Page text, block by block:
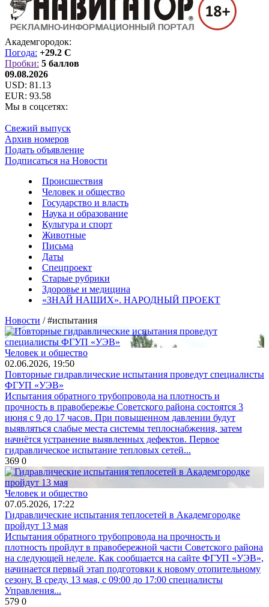
Академгородок:
Погода: +29.2 C
Пробки: 5 баллов
09.08.2026
USD: 81.13
EUR: 93.58
Мы в соцсетях:
Свежий выпуск
Архив номеров
Подать объявление
Подписаться на Новости
Происшествия
Человек и общество
Государство и власть
Наука и образование
Культура и спорт
Животные
Письма
Даты
Спецпроект
Старые рубрики
Здоровье и медицина
«ЗНАЙ НАШИХ». НАРОДНЫЙ ПРОЕКТ
Новости / #испытания
Человек и общество
02.06.2026, 19:50
Повторные гидравлические испытания проведут специалисты
ФГУП «УЭВ»
Испытания обратного трубопровода на плотность и
прочность в правобережье Советского района состоятся 3
июня с 9 до 17 часов. При повышенном давлении будут
выявляться слабые места системы теплоснабжения, затем
начнётся устранение выявленных дефектов. Первое
гидравлическое испытание тепловых сетей...
369 0
Человек и общество
07.05.2026, 17:22
Гидравлические испытания теплосетей в Академгородке
пройдут 13 мая
Испытания обратного трубопровода на прочность и
плотность пройдут в правобережной части Советского района
на следующей неделе. Как сообщается на сайте ФГУП «УЭВ»,
начинается первый этап подготовки к новому отопительному
сезону. В среду, 13 мая, с 09:00 до 17:00 специалисты
Управления...
579 0